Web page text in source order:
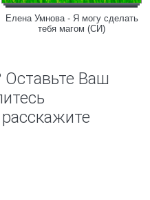
Елена Умнова - Я могу сделать
тебя магом (СИ)
Оставьте Ваш